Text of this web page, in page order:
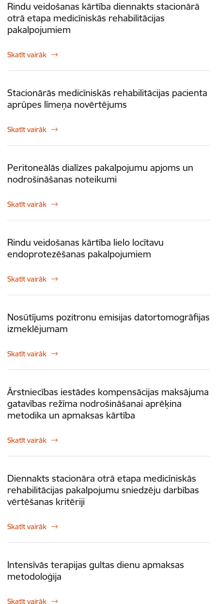
Rindu veidošanas kārtība diennakts stacionārā
otrā etapa medicīniskās rehabilitācijas
pakalpojumiem
Skatīt vairāk
Stacionārās medicīniskās rehabilitācijas pacienta
aprūpes līmeņa novērtējums
Skatīt vairāk
Peritoneālās dialīzes pakalpojumu apjoms un
nodrošināšanas noteikumi
Skatīt vairāk
Rindu veidošanas kārtība lielo locītavu
endoprotezēšanas pakalpojumiem
Skatīt vairāk
Nosūtījums pozitronu emisijas datortomogrāfijas
izmeklējumam
Skatīt vairāk
Ārstniecības iestādes kompensācijas maksājuma
gatavības režīma nodrošināšanai aprēķina
metodika un apmaksas kārtība
Skatīt vairāk
Diennakts stacionāra otrā etapa medicīniskās
rehabilitācijas pakalpojumu sniedzēju darbības
vērtēšanas kritēriji
Skatīt vairāk
Intensīvās terapijas gultas dienu apmaksas
metodoloģija
Skatīt vairāk